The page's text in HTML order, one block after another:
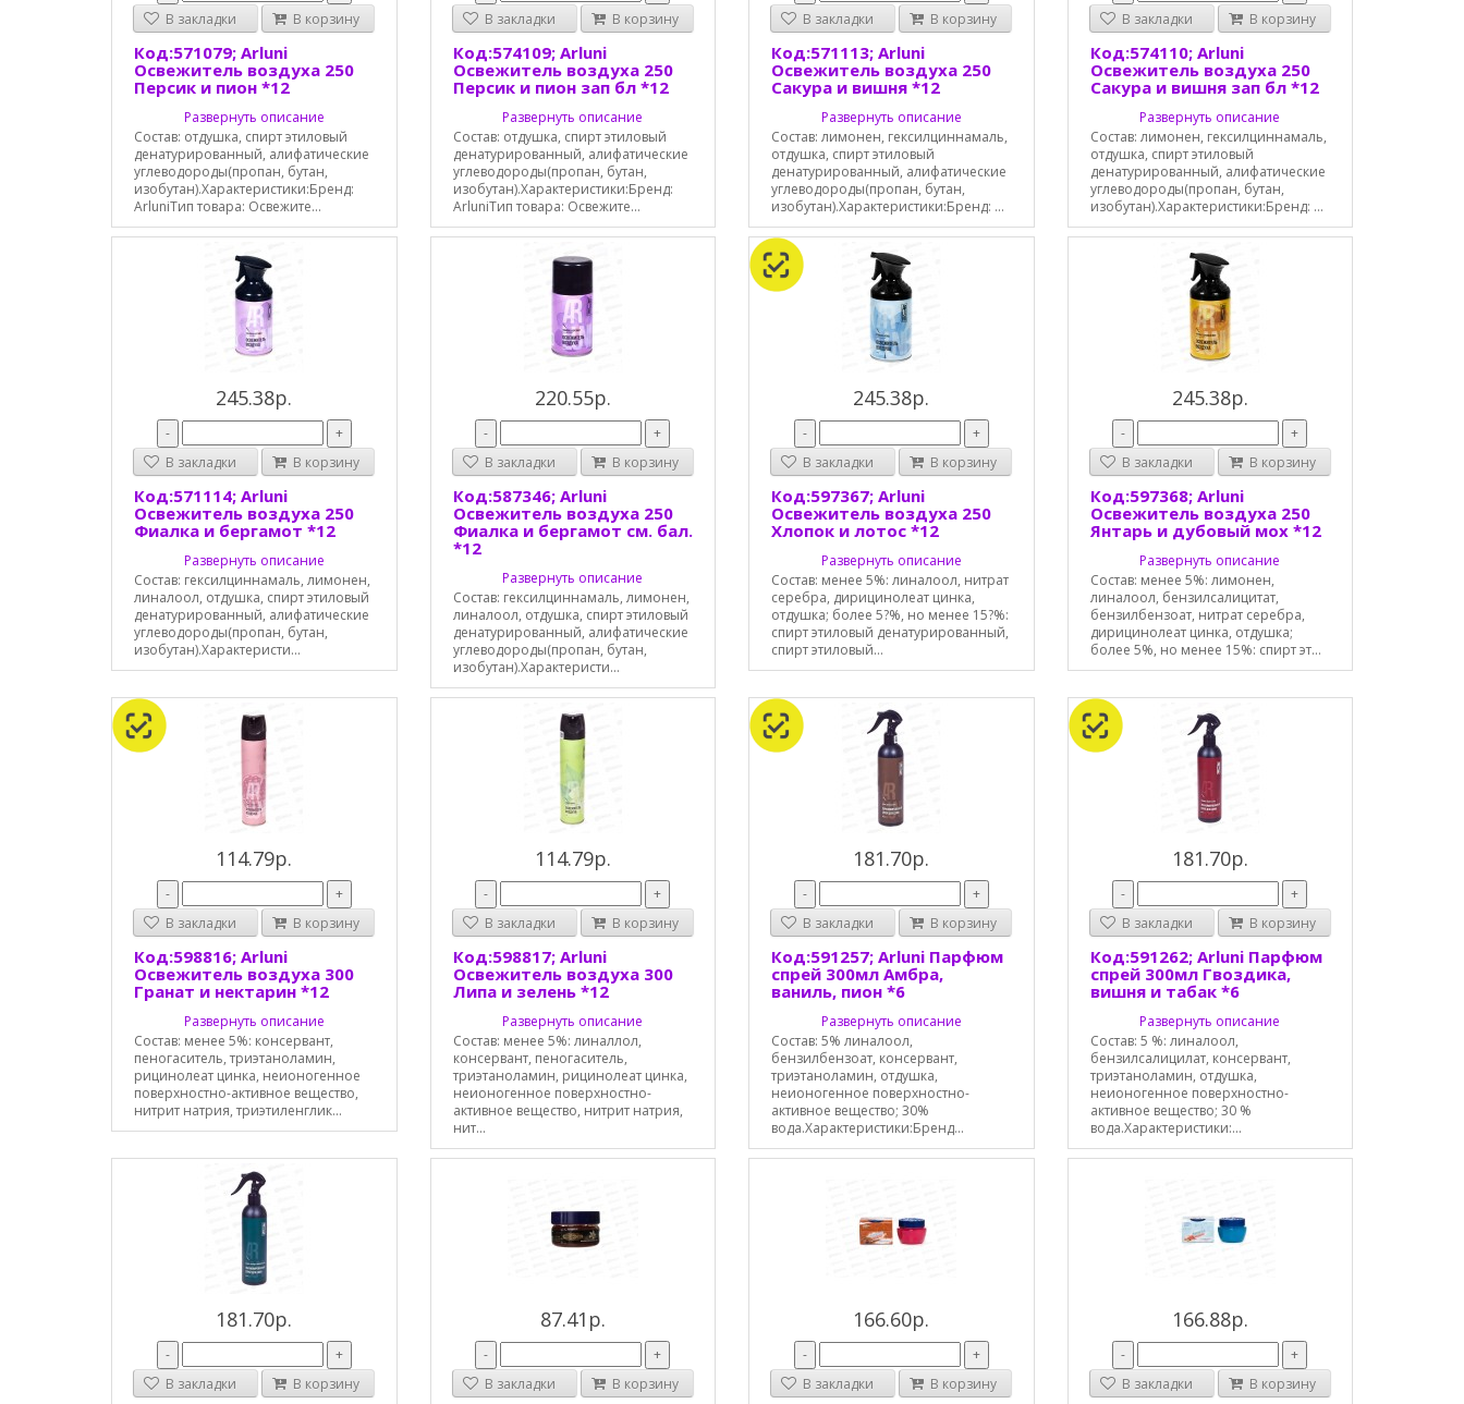
В закладки
В корзину
Код:571079; Arluni
Освежитель воздуха 250
Персик и пион *12
Развернуть описание
Состав: отдушка, спирт этиловый
денатурированный, алифатические
углеводороды(пропан, бутан,
изобутан).Характеристики:Бренд:
ArluniТип товара: Освежите...
В закладки
В корзину
Код:574109; Arluni
Освежитель воздуха 250
Персик и пион зап бл *12
Развернуть описание
Состав: отдушка, спирт этиловый
денатурированный, алифатические
углеводороды(пропан, бутан,
изобутан).Характеристики:Бренд:
ArluniТип товара: Освежите...
В закладки
В корзину
Код:571113; Arluni
Освежитель воздуха 250
Сакура и вишня *12
Развернуть описание
Состав: лимонен, гексилциннамаль,
отдушка, спирт этиловый
денатурированный, алифатические
углеводороды(пропан, бутан,
изобутан).Характеристики:Бренд: ...
В закладки
В корзину
Код:574110; Arluni
Освежитель воздуха 250
Сакура и вишня зап бл *12
Развернуть описание
Состав: лимонен, гексилциннамаль,
отдушка, спирт этиловый
денатурированный, алифатические
углеводороды(пропан, бутан,
изобутан).Характеристики:Бренд: ...
245.38р.
-
+
В закладки
В корзину
Код:571114; Arluni
Освежитель воздуха 250
Фиалка и бергамот *12
Развернуть описание
Состав: гексилциннамаль, лимонен,
линалоол, отдушка, спирт этиловый
денатурированный, алифатические
углеводороды(пропан, бутан,
изобутан).Характеристи...
220.55р.
-
+
В закладки
В корзину
Код:587346; Arluni
Освежитель воздуха 250
Фиалка и бергамот см. бал.
*12
Развернуть описание
Состав: гексилциннамаль, лимонен,
линалоол, отдушка, спирт этиловый
денатурированный, алифатические
углеводороды(пропан, бутан,
изобутан).Характеристи...
245.38р.
-
+
В закладки
В корзину
Код:597367; Arluni
Освежитель воздуха 250
Хлопок и лотос *12
Развернуть описание
Состав: менее 5%: линалоол, нитрат
серебра, дирицинолеат цинка,
отдушка; более 5?%, но менее 15?%:
спирт этиловый денатурированный,
спирт этиловый...
245.38р.
-
+
В закладки
В корзину
Код:597368; Arluni
Освежитель воздуха 250
Янтарь и дубовый мох *12
Развернуть описание
Состав: менее 5%: лимонен,
линалоол, бензилсалицитат,
бензилбензоат, нитрат серебра,
дирицинолеат цинка, отдушка;
более 5%, но менее 15%: спирт эт...
114.79р.
-
+
В закладки
В корзину
Код:598816; Arluni
Освежитель воздуха 300
Гранат и нектарин *12
Развернуть описание
Состав: менее 5%: консервант,
пеногаситель, триэтаноламин,
рицинолеат цинка, неионогенное
поверхностно-активное вещество,
нитрит натрия, триэтиленглик...
114.79р.
-
+
В закладки
В корзину
Код:598817; Arluni
Освежитель воздуха 300
Липа и зелень *12
Развернуть описание
Состав: менее 5%: линаллол,
консервант, пеногаситель,
триэтаноламин, рицинолеат цинка,
неионогенное поверхностно-
активное вещество, нитрит натрия,
нит...
181.70р.
-
+
В закладки
В корзину
Код:591257; Arluni Парфюм
спрей 300мл Амбра,
ваниль, пион *6
Развернуть описание
Состав: 5% линалоол,
бензилбензоат, консервант,
триэтаноламин, отдушка,
неионогенное поверхностно-
активное вещество; 30%
вода.Характеристики:Бренд...
181.70р.
-
+
В закладки
В корзину
Код:591262; Arluni Парфюм
спрей 300мл Гвоздика,
вишня и табак *6
Развернуть описание
Состав: 5 %: линалоол,
бензилсалицилат, консервант,
триэтаноламин, отдушка,
неионогенное поверхностно-
активное вещество; 30 %
вода.Характеристики:...
181.70р.
-
+
В закладки
В корзину
87.41р.
-
+
В закладки
В корзину
166.60р.
-
+
В закладки
В корзину
166.88р.
-
+
В закладки
В корзину